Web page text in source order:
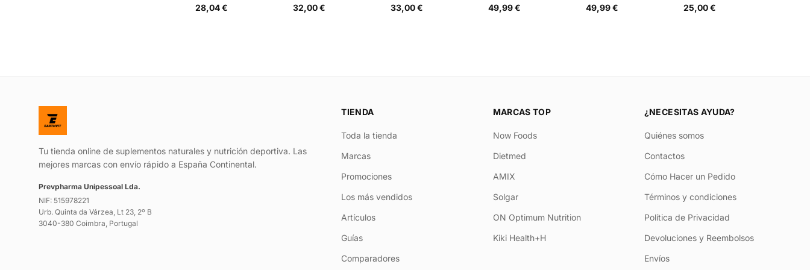
28,04 € 32,00 € 33,00 € 49,99 € 49,99 € 25,00 €
Tu tienda online de suplementos naturales y nutrición deportiva. Las
mejores marcas con envío rápido a España Continental.
Prevpharma Unipessoal Lda.
NIF: 515978221
Urb. Quinta da Várzea, Lt 23, 2º B
3040-380 Coimbra, Portugal
TIENDA
Toda la tienda
Marcas
Promociones
Los más vendidos
Artículos
Guías
Comparadores
MARCAS TOP
Now Foods
Dietmed
AMIX
Solgar
ON Optimum Nutrition
Kiki Health+H
¿NECESITAS AYUDA?
Quiénes somos
Contactos
Cómo Hacer un Pedido
Términos y condiciones
Política de Privacidad
Devoluciones y Reembolsos
Envíos